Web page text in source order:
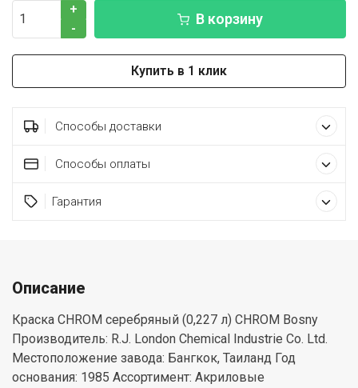
+
-
В корзину
Купить в 1 клик
Способы доставки
Способы оплаты
Гарантия
Описание
Краска CHROM серебряный (0,227 л) CHROM Bosny
Производитель: R.J. London Chemical Industrie Co. Ltd.
Местоположение завода: Бангкок, Таиланд Год
основания: 1985 Ассортимент: Акриловые